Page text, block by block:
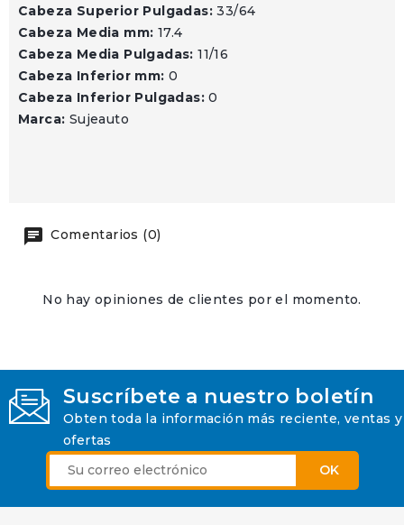
Cabeza Superior Pulgadas:33/64
Cabeza Media mm: 17.4
Cabeza Media Pulgadas:11/16
Cabeza Inferior mm: 0
Cabeza Inferior Pulgadas:0
Marca: Sujeauto
Comentarios (0)
No hay opiniones de clientes por el momento.
Suscríbete a nuestro boletín
Obten toda la información más reciente, ventas y
ofertas